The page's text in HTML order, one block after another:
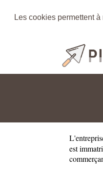
Les cookies permettent
est